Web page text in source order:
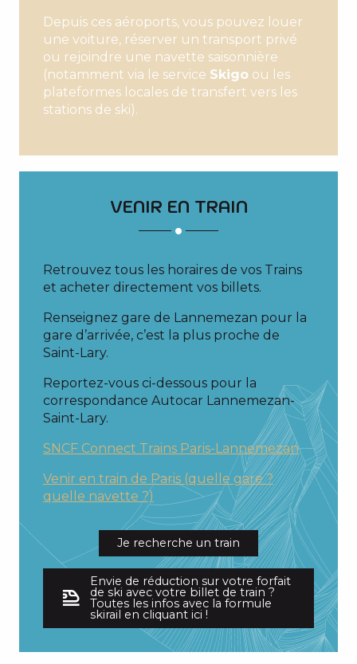
Depuis ces aéroports, vous pouvez louer
une voiture, réserver un transport privé
ou rejoindre une navette saisonnière
(notamment via le service Skigo ou les
plateformes locales de transfert vers les
stations de ski).
VENIR EN TRAIN
Retrouvez tous les horaires de vos Trains
et acheter directement vos billets.
Renseignez gare de Lannemezan pour la
gare d’arrivée, c’est la plus proche de
Saint-Lary.
Reportez-vous ci-dessous pour la
correspondance Autocar Lannemezan-
Saint-Lary.
SNCF Connect Trains Paris-Lannemezan
Venir en train de Paris (quelle gare ?
quelle navette ?)
Je recherche un train
Envie de réduction sur votre forfait
de ski avec votre billet de train ?
Toutes les infos avec la formule
skirail en cliquant ici !